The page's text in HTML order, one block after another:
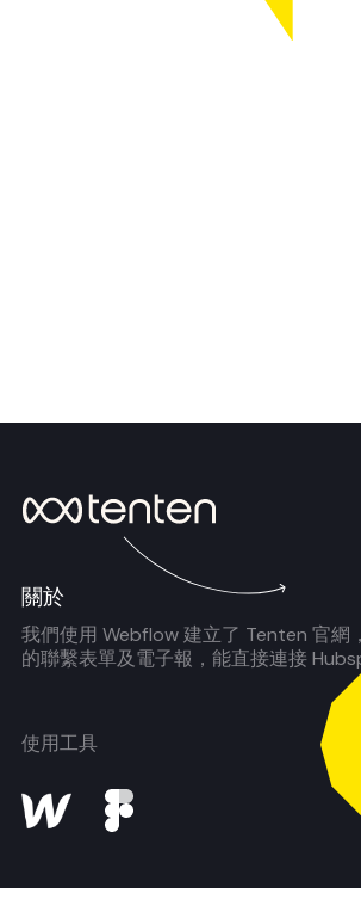
關於
我們使用 Webflow 建立了 Tenten 官網
的聯繫表單及電子報，能直接連接
使用工具